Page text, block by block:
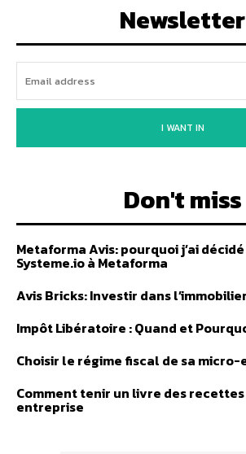
Newsletter
I WANT IN
Don't miss
Metaforma Avis: pourquoi j’ai
Systeme.io à Metaforma
Avis Bricks: Investir dans
Impôt Libératoire : Quand et
Choisir le régime fiscal de sa
Comment tenir un livre des
entreprise